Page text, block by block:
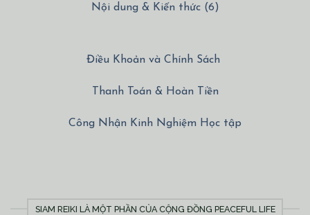
Nội dung & Kiến thức (6)
Điều Khoản và Chính Sách
Thanh Toán & Hoàn Tiền
Công Nhận Kinh Nghiệm Học tập
SIAM REIKI LÀ MỘT PHẦN CỦA CỘNG ĐỒNG PEACEFUL LIFE